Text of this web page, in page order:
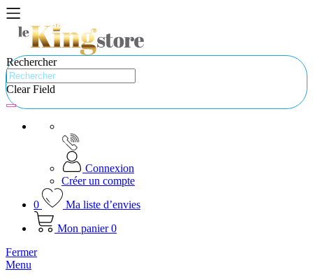
Rechercher
Clear Field
Connexion
Créer un compte
0
Ma liste d’envies
Mon panier 0
Fermer
Menu